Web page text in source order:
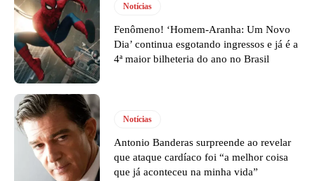
Notícias
Fenômeno! ‘Homem-Aranha: Um Novo
Dia’ continua esgotando ingressos e já é a
4ª maior bilheteria do ano no Brasil
Notícias
Antonio Banderas surpreende ao revelar
que ataque cardíaco foi “a melhor coisa
que já aconteceu na minha vida”